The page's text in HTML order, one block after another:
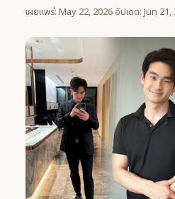
เผยแพร่: May 22, 2026·อัปเดต: Jun 21,